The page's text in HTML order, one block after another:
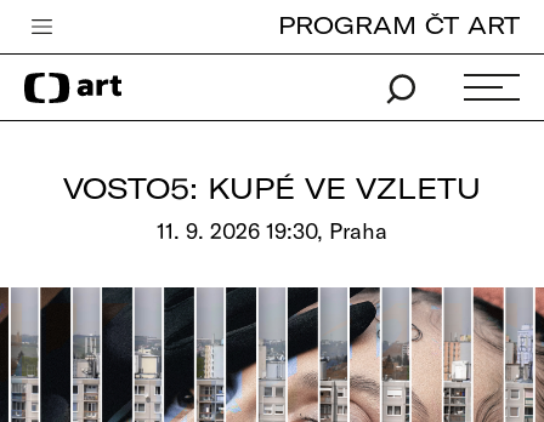
Česká televize
Zpravodajství
Pro děti
edu
Vše o ČT
PROGRAM ČT ART
VOSTO5: KUPÉ VE VZLETU
11. 9. 2026 19:30, Praha